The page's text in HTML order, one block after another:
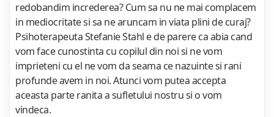
redobandim increderea? Cum sa nu ne mai complacem
in mediocritate si sa ne aruncam in viata plini de curaj?
Psihoterapeuta Stefanie Stahl e de parere ca abia cand
vom face cunostinta cu copilul din noi si ne vom
imprieteni cu el ne vom da seama ce nazuinte si rani
profunde avem in noi. Atunci vom putea accepta
aceasta parte ranita a sufletului nostru si o vom
vindeca.